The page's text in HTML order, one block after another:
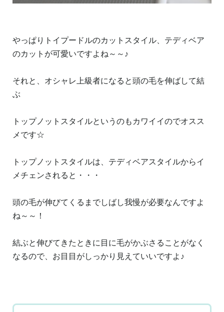
やっぱりトイプードルのカットスタイル、テディベア
のカットが可愛いですよね～～♪
それと、オシャレ上級者になると頭の毛を伸ばして結
ぶ
トップノットスタイルというのもカワイイのでオスス
メです☆
トップノットスタイルは、テディベアスタイルからイ
メチェンされると・・・
頭の毛が伸びてくるまでしばし我慢が必要なんですよ
ね～～！
結ぶと伸びてきたときに目に毛がかぶさることがなく
なるので、お目目がしっかり見えていいですよ♪